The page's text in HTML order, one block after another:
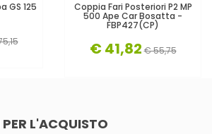
GS 125 Coppia Fari Posteriori P2 MP
500 Ape Car Bosatta -
FBP427(CP)
€ 41,82 € 55,75
L'ACQUISTO